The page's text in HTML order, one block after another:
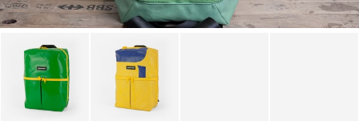
WALLETS & CARD HOLDER
POUCHES
LAPTOP SLEEVES
AGENDA & NOTEBOOKS